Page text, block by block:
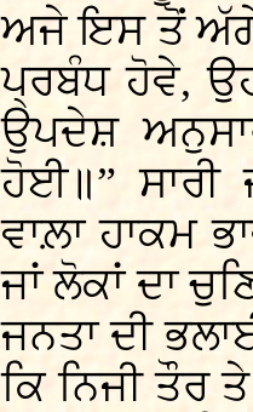
ਅਜੇ ਇਸ ਤੋਂ ਅੱਗੇ
ਪ੍ਰਬੰਧ ਹੋਵੇ,
ਉਪਦੇਸ਼
ਹੋਈ॥” ਸਾਰੀ
ਵਾਲ਼ਾ ਹਾਕਮ
ਜਾਂ ਲੋਕਾਂ ਦਾ
ਜਨਤਾ ਦੀ
ਕਿ ਨਿਜੀ ਤੌਰ